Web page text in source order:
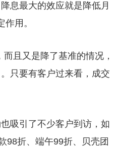
息最大的效应就是降低月
用。
且又是降了基准的情况，
只要有客户过来看，成交
吸引了不少客户到访，如
98折、端午99折、贝壳团